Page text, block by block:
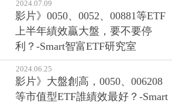
2024.07.09
影片》0050、0052、00881等ETF
上半年績效贏大盤，要不要停
利？-Smart智富ETF研究室
2024.06.25
影片》大盤創高，0050、006208
等市值型ETF誰績效最好？-Smart